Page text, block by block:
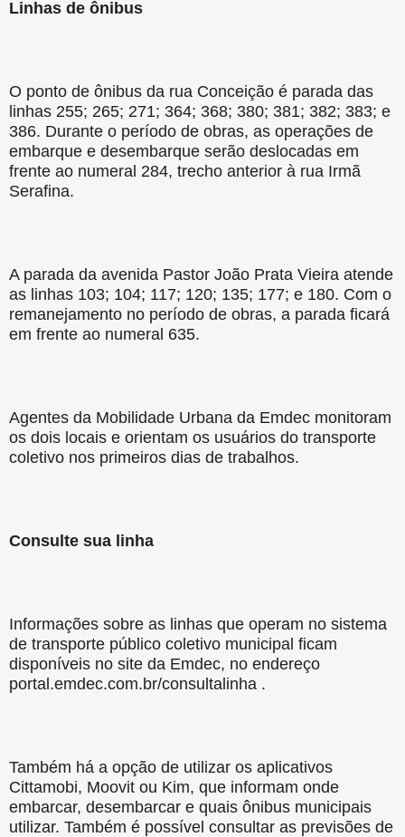
Linhas de ônibus
O ponto de ônibus da rua Conceição é parada das
linhas 255; 265; 271; 364; 368; 380; 381; 382; 383; e
386. Durante o período de obras, as operações de
embarque e desembarque serão deslocadas em
frente ao numeral 284, trecho anterior à rua Irmã
Serafina.
A parada da avenida Pastor João Prata Vieira atende
as linhas 103; 104; 117; 120; 135; 177; e 180. Com o
remanejamento no período de obras, a parada ficará
em frente ao numeral 635.
Agentes da Mobilidade Urbana da Emdec monitoram
os dois locais e orientam os usuários do transporte
coletivo nos primeiros dias de trabalhos.
Consulte sua linha
Informações sobre as linhas que operam no sistema
de transporte público coletivo municipal ficam
disponíveis no site da Emdec, no endereço
portal.emdec.com.br/consultalinha .
Também há a opção de utilizar os aplicativos
Cittamobi, Moovit ou Kim, que informam onde
embarcar, desembarcar e quais ônibus municipais
utilizar. Também é possível consultar as previsões de